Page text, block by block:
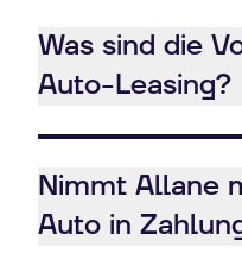
Was sind die
Auto-Leasing?
Nimmt Allane
Auto in